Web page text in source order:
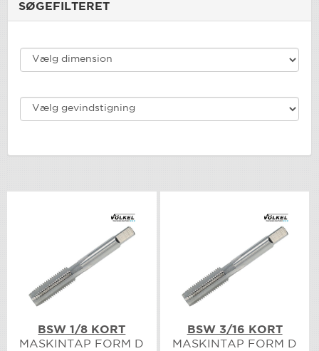
SØGEFILTERET
BSW 1/8 KORT
MASKINTAP FORM D
BSW 3/16 KORT
MASKINTAP FORM D